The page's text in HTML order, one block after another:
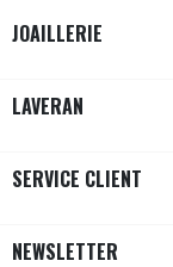
JOAILLERIE
LAVERAN
SERVICE CLIENT
NEWSLETTER